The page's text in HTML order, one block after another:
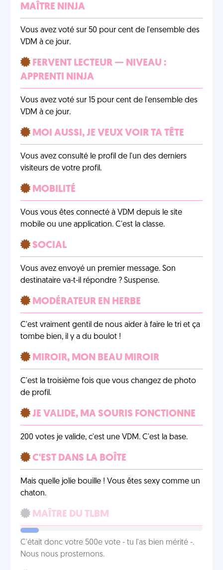
MAÎTRE NINJA
Vous avez voté sur 50 pour cent de l'ensemble des
VDM à ce jour.
FERVENT LECTEUR — NIVEAU :
APPRENTI NINJA
Vous avez voté sur 15 pour cent de l'ensemble des
VDM à ce jour.
MOI AUSSI, JE VEUX VOIR TA TÊTE
Vous avez consulté le profil de l'un des derniers
visiteurs de votre profil.
MOBILITÉ
Vous vous êtes connecté à VDM depuis le site
mobile ou une application. C'est la classe.
SOCIAL
Vous avez envoyé un premier message. Son
destinataire va-t-il répondre ? Suspense.
MODÉRATEUR EN HERBE
C'est vraiment gentil de nous aider à faire le tri et ça
tombe bien, il y a du boulot !
MIROIR, MON BEAU MIROIR
C'est la troisième fois que vous changez de photo
de profil.
JE VALIDE, MA SOURIS FONCTIONNE
200 votes je valide, c'est une VDM. C'est la base.
C'EST DANS LA BOÎTE
Mais quelle jolie bouille ! Vous êtes sexy comme un
chaton.
MAÎTRE DU TLBM
C'était donc votre 500e vote - tu l'as bien mérité -.
Nous nous prosternons.